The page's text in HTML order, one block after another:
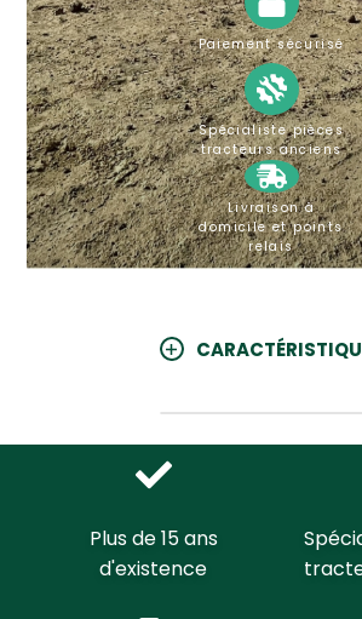
Paiement sécurisé
Spécialiste pièces
tracteurs anciens
Livraison à
domicile et points
relais
Plus de 15 ans
d'existence